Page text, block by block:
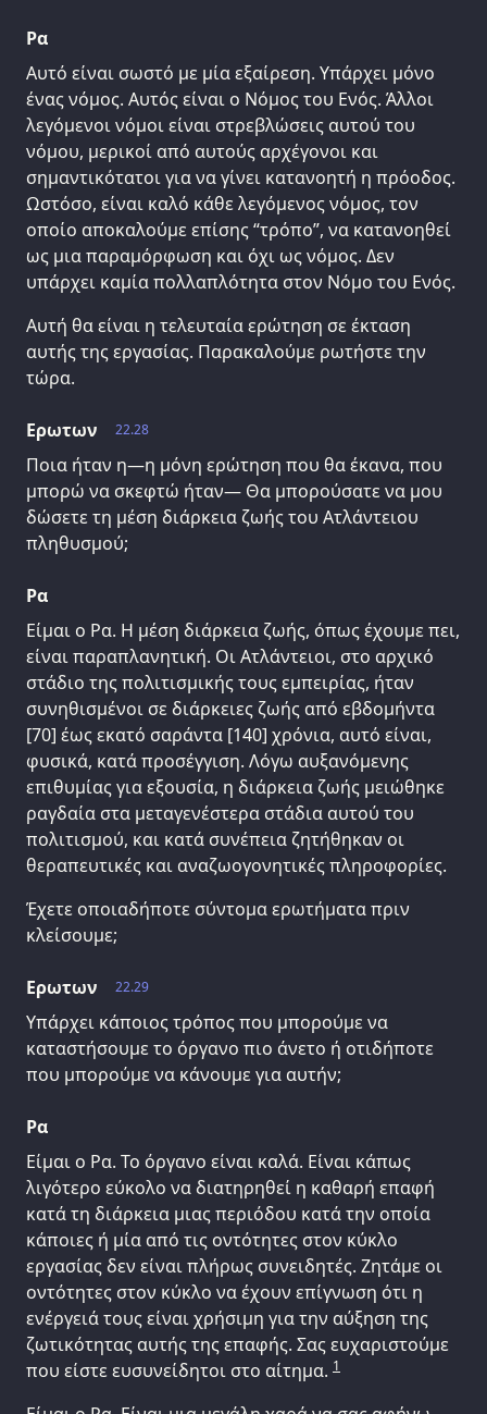
Ρα
Αυτό είναι σωστό με μία εξαίρεση. Υπάρχει μόνο
ένας νόμος. Αυτός είναι ο Νόμος του Ενός. Άλλοι
λεγόμενοι νόμοι είναι στρεβλώσεις αυτού του
νόμου, μερικοί από αυτούς αρχέγονοι και
σημαντικότατοι για να γίνει κατανοητή η πρόοδος.
Ωστόσο, είναι καλό κάθε λεγόμενος νόμος, τον
οποίο αποκαλούμε επίσης “τρόπο”, να κατανοηθεί
ως μια παραμόρφωση και όχι ως νόμος. Δεν
υπάρχει καμία πολλαπλότητα στον Νόμο του Ενός.
Αυτή θα είναι η τελευταία ερώτηση σε έκταση
αυτής της εργασίας. Παρακαλούμε ρωτήστε την
τώρα.
22.28
Ερωτων
Ποια ήταν η—η μόνη ερώτηση που θα έκανα, που
μπορώ να σκεφτώ ήταν— Θα μπορούσατε να μου
δώσετε τη μέση διάρκεια ζωής του Ατλάντειου
πληθυσμού;
Ρα
Είμαι ο Ρα. Η μέση διάρκεια ζωής, όπως έχουμε πει,
είναι παραπλανητική. Οι Ατλάντειοι, στο αρχικό
στάδιο της πολιτισμικής τους εμπειρίας, ήταν
συνηθισμένοι σε διάρκειες ζωής από εβδομήντα
[70] έως εκατό σαράντα [140] χρόνια, αυτό είναι,
φυσικά, κατά προσέγγιση. Λόγω αυξανόμενης
επιθυμίας για εξουσία, η διάρκεια ζωής μειώθηκε
ραγδαία στα μεταγενέστερα στάδια αυτού του
πολιτισμού, και κατά συνέπεια ζητήθηκαν οι
θεραπευτικές και αναζωογονητικές πληροφορίες.
Έχετε οποιαδήποτε σύντομα ερωτήματα πριν
κλείσουμε;
22.29
Ερωτων
Υπάρχει κάποιος τρόπος που μπορούμε να
καταστήσουμε το όργανο πιο άνετο ή οτιδήποτε
που μπορούμε να κάνουμε για αυτήν;
Ρα
Είμαι ο Ρα. Το όργανο είναι καλά. Είναι κάπως
λιγότερο εύκολο να διατηρηθεί η καθαρή επαφή
κατά τη διάρκεια μιας περιόδου κατά την οποία
κάποιες ή μία από τις οντότητες στον κύκλο
εργασίας δεν είναι πλήρως συνειδητές. Ζητάμε οι
οντότητες στον κύκλο να έχουν επίγνωση ότι η
ενέργειά τους είναι χρήσιμη για την αύξηση της
ζωτικότητας αυτής της επαφής. Σας ευχαριστούμε
που είστε ευσυνείδητοι στο αίτημα. 1